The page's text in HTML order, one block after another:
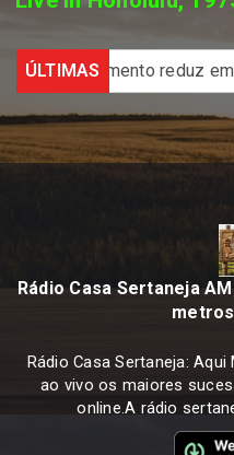
ÚLTIMAS reduz em até
Rádio Casa Sertaneja
Rádio Casa Sertaneja:
ao vivo os maiores
online.A rádio